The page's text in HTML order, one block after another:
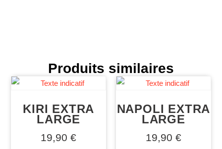
Produits similaires
KIRI EXTRA
LARGE
19,90€
NAPOLI EXTRA
LARGE
19,90 €